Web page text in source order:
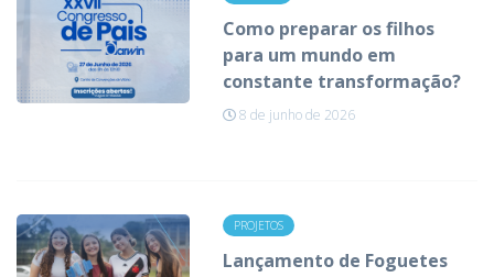
Como preparar os filhos
para um mundo em
constante transformação?
8 de junho de 2026
PROJETOS
Lançamento de Foguetes